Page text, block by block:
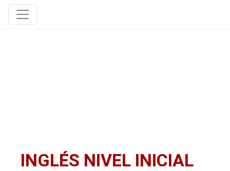
INGLÉS NIVEL INICIAL